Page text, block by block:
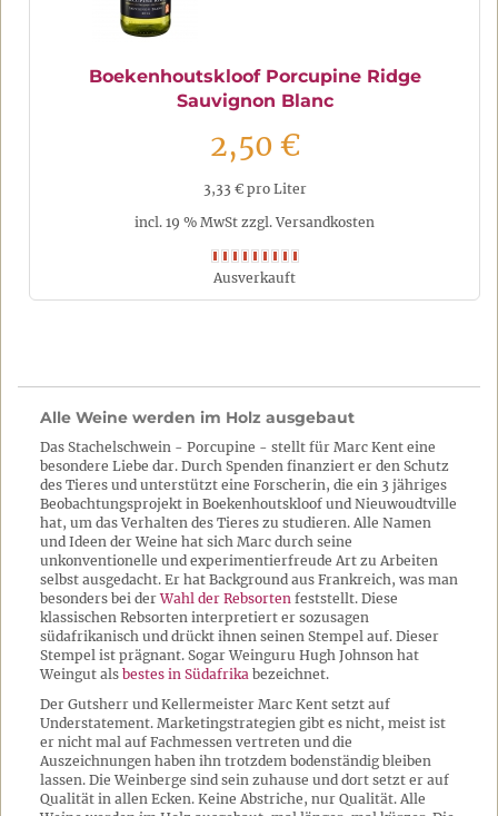
Boekenhoutskloof Porcupine Ridge
Sauvignon Blanc
2,50 €
3,33 € pro Liter
incl. 19 % MwSt zzgl. Versandkosten
Ausverkauft
Alle Weine werden im Holz ausgebaut
Das Stachelschwein - Porcupine - stellt für Marc Kent eine
besondere Liebe dar. Durch Spenden finanziert er den Schutz
des Tieres und unterstützt eine Forscherin, die ein 3 jähriges
Beobachtungsprojekt in Boekenhoutskloof und Nieuwoudtville
hat, um das Verhalten des Tieres zu studieren. Alle Namen
und Ideen der Weine hat sich Marc durch seine
unkonventionelle und experimentierfreude Art zu Arbeiten
selbst ausgedacht. Er hat Background aus Frankreich, was man
besonders bei derWahl der Rebsorten feststellt. Diese
klassischen Rebsorten interpretiert er sozusagen
südafrikanisch und drückt ihnen seinen Stempel auf. Dieser
Stempel ist prägnant. Sogar Weinguru Hugh Johnson hat
Weingut als bestes in Südafrika bezeichnet.
Der Gutsherr und Kellermeister Marc Kent setzt auf
Understatement. Marketingstrategien gibt es nicht, meist ist
er nicht mal auf Fachmessen vertreten und die
Auszeichnungen haben ihn trotzdem bodenständig bleiben
lassen. Die Weinberge sind sein zuhause und dort setzt er auf
Qualität in allen Ecken. Keine Abstriche, nur Qualität. Alle